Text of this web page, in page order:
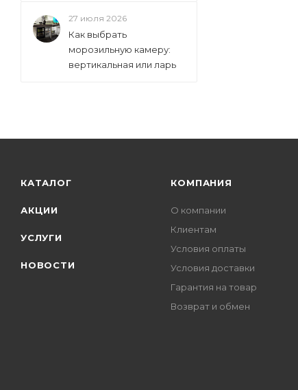
27 июля 2026
Как выбрать
морозильную камеру:
вертикальная или ларь
КАТАЛОГ
АКЦИИ
УСЛУГИ
НОВОСТИ
КОМПАНИЯ
О компании
Клиентам
Условия оплаты
Условия доставки
Гарантия на товар
Возврат и обмен